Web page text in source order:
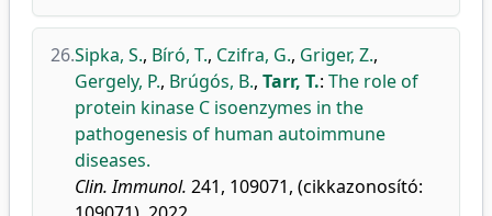
26.Sipka, S., Bíró, T., Czifra, G., Griger, Z.,
Gergely, P., Brúgós, B., Tarr, T.: The role of
protein kinase C isoenzymes in the
pathogenesis of human autoimmune
diseases.
Clin. Immunol. 241, 109071, (cikkazonosító: